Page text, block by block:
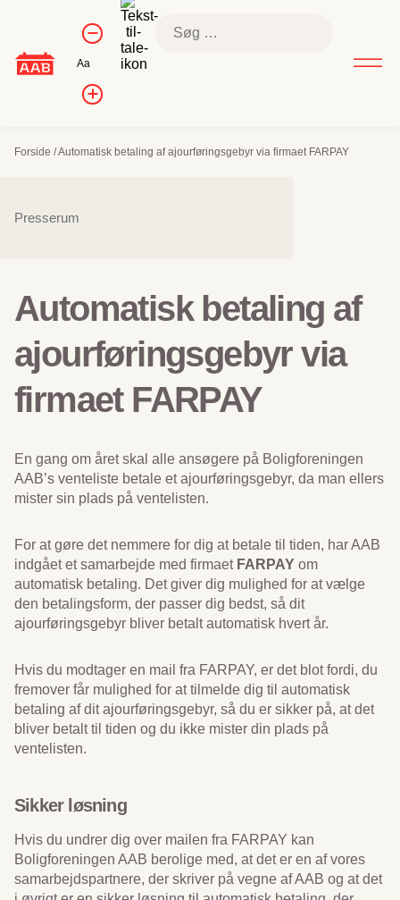
Kontrol af
skriftstørrelse
Formindsk
skriftstørrelse
Aa
Forøg
skriftstørrelsen
Søg
efter:
Forside /Automatisk betaling af ajourføringsgebyr via firmaet FARPAY
Sidenavigation
Presserum
Automatisk betaling af
ajourføringsgebyr via
firmaet FARPAY
En gang om året skal alle ansøgere på Boligforeningen
AAB’s venteliste betale et ajourføringsgebyr, da man ellers
mister sin plads på ventelisten.
For at gøre det nemmere for dig at betale til tiden, har AAB
indgået et samarbejde med firmaet FARPAY om
automatisk betaling. Det giver dig mulighed for at vælge
den betalingsform, der passer dig bedst, så dit
ajourføringsgebyr bliver betalt automatisk hvert år.
Hvis du modtager en mail fra FARPAY, er det blot fordi, du
fremover får mulighed for at tilmelde dig til automatisk
betaling af dit ajourføringsgebyr, så du er sikker på, at det
bliver betalt til tiden og du ikke mister din plads på
ventelisten.
Sikker løsning
Hvis du undrer dig over mailen fra FARPAY kan
Boligforeningen AAB berolige med, at det er en af vores
samarbejdspartnere, der skriver på vegne af AAB og at det